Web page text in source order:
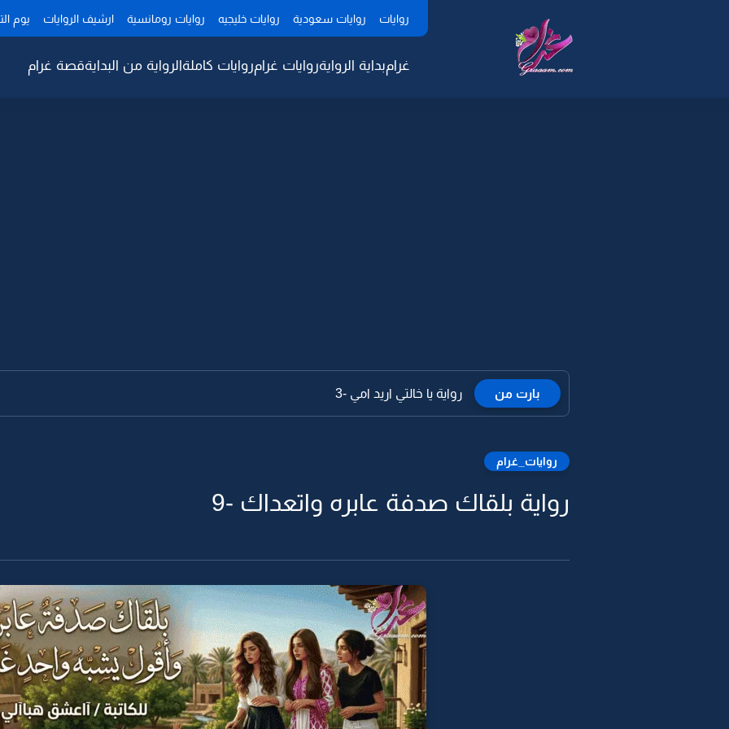
روايات روايات سعودية روايات خليجيه روايات رومانسية ارشيف الروايات يوم
غرامبداية الروايةروايات غرامروايات كاملةالرواية من البدايةقصة غرام
بارت من رواية يا خالتي اريد امي -2
روايات_غرام
رواية بلقاك صدفة عابره واتعداك -9